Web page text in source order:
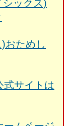
シックス)
おためし
式サイトは